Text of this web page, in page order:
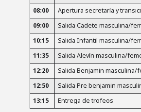
08:00
Apertura secretaría y
09:00
Salida Cadete masculina/
10:15
Salida Infantil masculina/
11:35
Salida Alevín masculina/
12:20
Salida Benjamin masculina/
12:50
Salida Pre benjamin
13:15
Entrega de trofeos